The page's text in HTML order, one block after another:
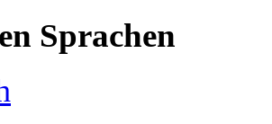
Sprachen